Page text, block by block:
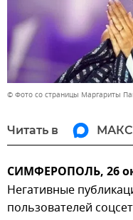
© Фото со страницы Маргариты
Читать в МАКС
СИМФЕРОПОЛЬ, 26
Негативные
пользователей